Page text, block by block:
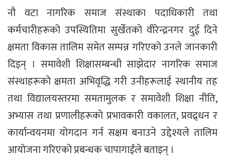
नौ वटा नागरिक समाज संस्थाका पदाधिकारी तथा
कर्मचारीहरूको उपस्थितिमा सुर्खेतको वीरेन्द्रनगर दुई दिने
क्षमता विकास तालिम समेत सम्पन्न गरिएको उनले जानकारी
दिइन् । समावेशी शिक्षासम्बन्धी साझेदार नागरिक समाज
संस्थाहरूको क्षमता अभिवृद्धि गरी उनीहरूलाई स्थानीय तह
तथा विद्यालयस्तरमा समतामुलक र समावेशी शिक्षा नीति,
अभ्यास तथा प्रणालीहरूको प्रभावकारी वकालत, प्रवद्र्धन र
कार्यान्वयनमा योगदान गर्न सक्षम बनाउने उद्देश्यले तालिम
आयोजना गरिएको प्रबन्धक चापागाईंले बताइन् ।